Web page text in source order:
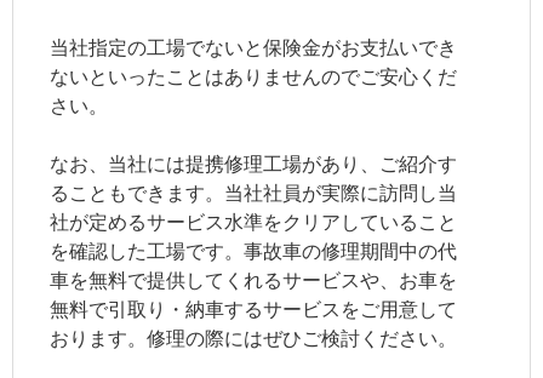
当社指定の工場でないと保険金がお支払いでき
ないといったことはありませんのでご安心くだ
さい。
なお、当社には提携修理工場があり、ご紹介す
ることもできます。当社社員が実際に訪問し当
社が定めるサービス水準をクリアしていること
を確認した工場です。事故車の修理期間中の代
車を無料で提供してくれるサービスや、お車を
無料で引取り・納車するサービスをご用意して
おります。修理の際にはぜひご検討ください。